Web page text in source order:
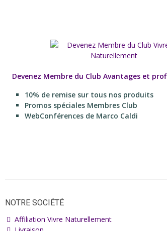
Devenez Membre du Club Avantages et
10% de remise sur tous nos produits
Promos spéciales Membres Club
WebConférences de Marco Caldi
NOTRE SOCIÉTÉ
Affiliation Vivre Naturellement